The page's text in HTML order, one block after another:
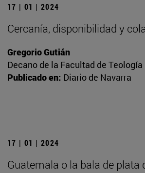
17 | 01 | 2024
Cercanía, disponibilidad y
Gregorio Gutián
Decano de la Facultad de Teología
Publicado en: Diario de Navarra
17 | 01 | 2024
Guatemala o la bala de plata